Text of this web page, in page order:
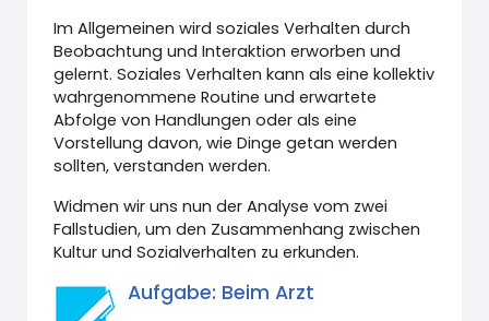
Im Allgemeinen wird soziales Verhalten durch
Beobachtung und Interaktion erworben und
gelernt. Soziales Verhalten kann als eine kollektiv
wahrgenommene Routine und erwartete
Abfolge von Handlungen oder als eine
Vorstellung davon, wie Dinge getan werden
sollten, verstanden werden.
Widmen wir uns nun der Analyse vom zwei
Fallstudien, um den Zusammenhang zwischen
Kultur und Sozialverhalten zu erkunden.
Aufgabe: Beim Arzt